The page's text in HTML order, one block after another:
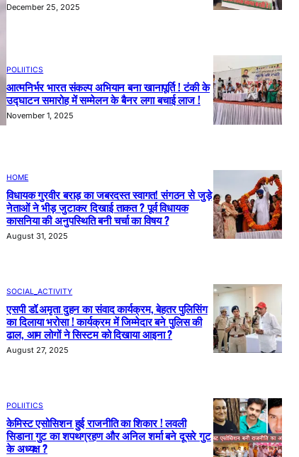
December 25, 2025
POLIITICS
आत्मनिर्भर भारत संकल्प अभियान बना खानापूर्ति ! टंकी के
उद्घाटन समारोह में सम्मेलन के बैनर लगा बचाई लाज !
November 1, 2025
HOME
विधायक गुरवीर बराड़ का जबरदस्त स्वागत! संगठन से जुड़े
नेताओं ने भीड़ जुटाकर दिखाई ताकत ? पूर्व विधायक
कासनिया की अनुपस्थिति बनी चर्चा का विषय ?
August 31, 2025
SOCIAL_ACTIVITY
एसपी डॉ.अमृता दुहन का संवाद कार्यक्रम, बेहतर पुलिसिंग
का दिलाया भरोसा ! कार्यक्रम में जिम्मेदार बने पुलिस की
ढाल, आम लोगों ने सिस्टम को दिखाया आइना ?
August 27, 2025
POLIITICS
केमिस्ट एसोसिशन हुई राजनीति का शिकार ! लवली
सिडाना गुट का शपथग्रहण और अनिल शर्मा बने दूसरे गुट
के अध्यक्ष ?